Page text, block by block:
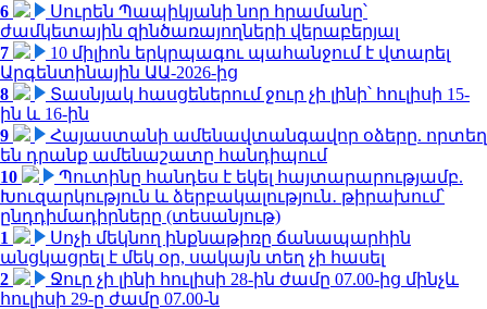
6
Սուրեն Պապիկյանի նոր հրամանը՝
ժամկետային զինծառայողների վերաբերյալ
7
10 միլիոն երկրպագու պահանջում է վտարել
Արգենտինային ԱԱ-2026-ից
8
Տասնյակ հասցեներում ջուր չի լինի՝ հուլիսի 15-
ին և 16-ին
9
Հայաստանի ամենավտանգավոր օձերը. որտեղ
են դրանք ամենաշատը հանդիպում
10
Պուտինը հանդես է եկել հայտարարությամբ.
Խուզարկություն և ձերբակալություն․ թիրախում՝
ընդդիմադիրները (տեսանյութ)
1
Սոչի մեկնող ինքնաթիռը ճանապարհին
անցկացրել է մեկ օր, սակայն տեղ չի հասել
2
Ջուր չի լինի հուլիսի 28-ին ժամը 07.00-ից մինչև
հուլիսի 29-ը ժամը 07.00-ն